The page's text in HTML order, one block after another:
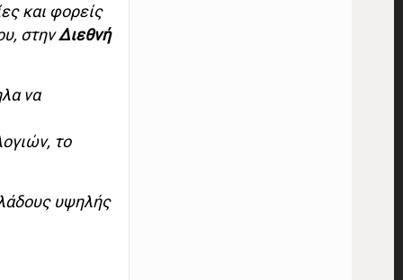
και φορείς
στηνΔιεθνή
να
το
υψηλής